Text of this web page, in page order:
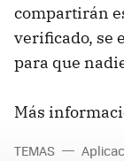
compartirán
verificado, se
para que
Más
TEMAS